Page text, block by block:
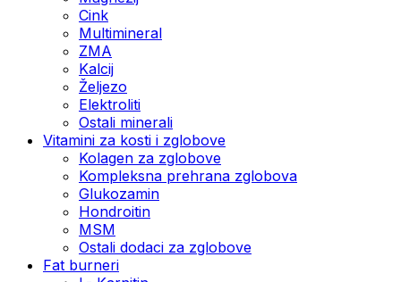
Cink
Multimineral
ZMA
Kalcij
Željezo
Elektroliti
Ostali minerali
Vitamini za kosti i zglobove
Kolagen za zglobove
Kompleksna prehrana zglobova
Glukozamin
Hondroitin
MSM
Ostali dodaci za zglobove
Fat burneri